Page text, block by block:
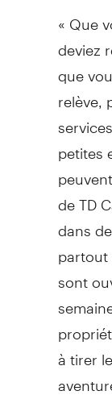
« Que
deviez
que
relève,
petites
de TD
dans
sont
à tirer